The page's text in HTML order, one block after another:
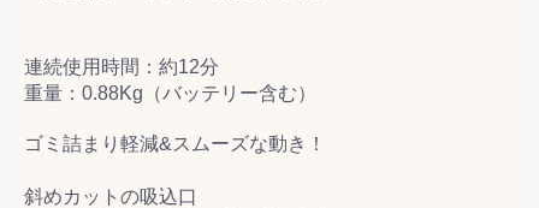
連続使用時間：約12分
重量：0.88Kg（バッテリー含む）
ゴミ詰まり軽減&スムーズな動き！
斜めカットの吸込口